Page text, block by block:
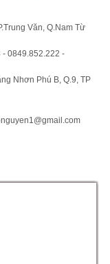
Văn, Q.Nam Từ
0849.852.222 -
Nhơn Phú B, Q.9, TP